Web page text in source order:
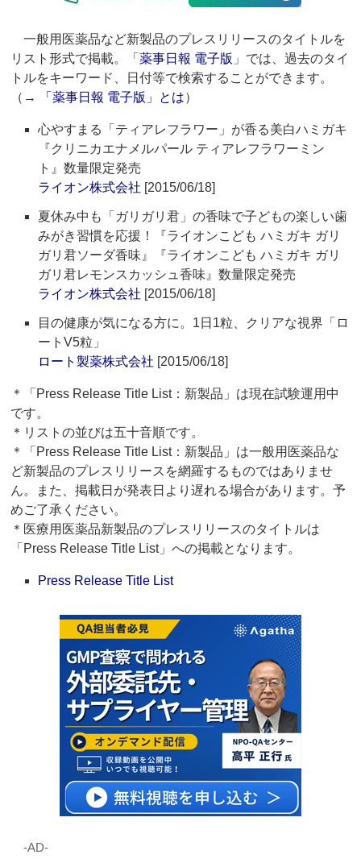
一般用医薬品など新製品のプレスリリースのタイトルを
リスト形式で掲載。「薬事日報 電子版 」では、過去のタイ
トルをキーワード、日付等で検索することができます。
（→
「薬事日報 電子版」とは）
心やすまる「ティアレフラワー」が香る美白ハミガキ
『クリニカエナメルパール ティアレフラワーミン
ト』数量限定発売
ライオン株式会社 [2015/06/18]
夏休み中も「ガリガリ君」の香味で子どもの楽しい歯
みがき習慣を応援！『ライオンこども ハミガキ ガリ
ガリ君ソーダ香味』『ライオンこども ハミガキ ガリ
ガリ君レモンスカッシュ香味』数量限定発売
ライオン株式会社 [2015/06/18]
目の健康が気になる方に。1日1粒、クリアな視界「ロ
ートV5粒」
ロート製薬株式会社 [2015/06/18]
＊「Press Release Title List：新製品」は現在試験運用中
です。
＊リストの並びは五十音順です。
＊「Press Release Title List：新製品」は一般用医薬品な
ど新製品のプレスリリースを網羅するものではありませ
ん。また、掲載日が発表日より遅れる場合があります。予
めご了承ください。
＊医療用医薬品新製品のプレスリリースのタイトルは
「Press Release Title List」への掲載となります。
Press Release Title List
‐AD‐